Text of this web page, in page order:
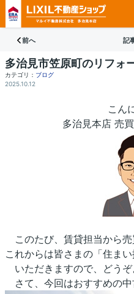
前へ 記
多治見市笠原町のリフォ
カテゴリ： ブログ
2025.10.12
こん
多治見本店 売
このたび、賃貸担当から
これからは皆さまの「住ま
いただきますので、どう
さて、今回はおすすめの